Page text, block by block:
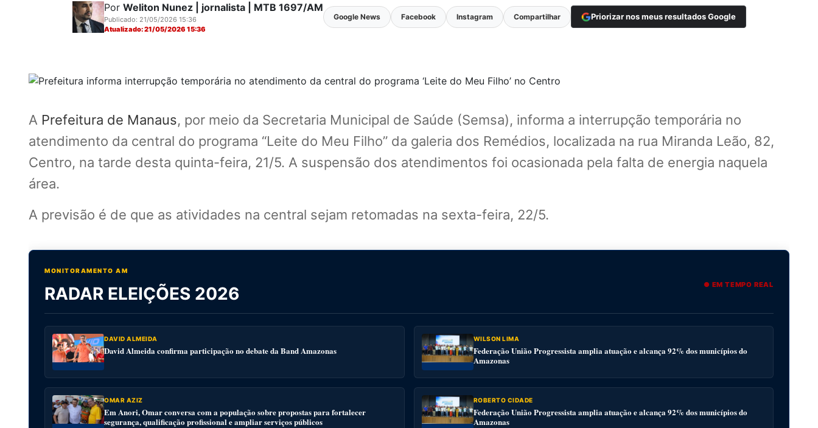
Por Weliton Nunez | jornalista | MTB 1697/AM
Publicado: 21/05/2026 15:36
Atualizado: 21/05/2026 15:36
Google News Facebook Instagram Compartilhar Priorizar nos meus resultados Google
A Prefeitura de Manaus, por meio da Secretaria Municipal de Saúde (Semsa), informa a interrupção temporária no
atendimento da central do programa “Leite do Meu Filho” da galeria dos Remédios, localizada na rua Miranda Leão, 82,
Centro, na tarde desta quinta-feira, 21/5. A suspensão dos atendimentos foi ocasionada pela falta de energia naquela
área.
A previsão é de que as atividades na central sejam retomadas na sexta-feira, 22/5.
MONITORAMENTO AM
RADAR ELEIÇÕES 2026 ● EM TEMPO REAL
DAVID ALMEIDA
David Almeida confirma participação no debate da Band Amazonas
WILSON LIMA
Federação União Progressista amplia atuação e alcança 92% dos municípios do
Amazonas
OMAR AZIZ
Em Anori, Omar conversa com a população sobre propostas para fortalecer
segurança, qualificação profissional e ampliar serviços públicos
ROBERTO CIDADE
Federação União Progressista amplia atuação e alcança 92% dos municípios do
Amazonas